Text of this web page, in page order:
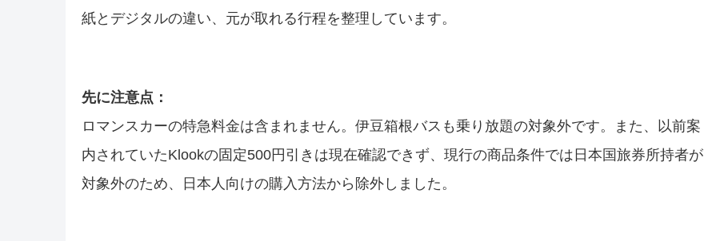
紙とデジタルの違い、元が取れる行程を整理しています。
先に注意点：
ロマンスカーの特急料金は含まれません。伊豆箱根バスも乗り放題の対象外です。また、以前案
内されていたKlookの固定500円引きは現在確認できず、現行の商品条件では日本国旅券所持者が
対象外のため、日本人向けの購入方法から除外しました。